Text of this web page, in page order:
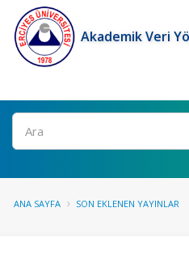
Akademik Veri
Ara
ANA SAYFA SON EKLENEN YAYINLAR